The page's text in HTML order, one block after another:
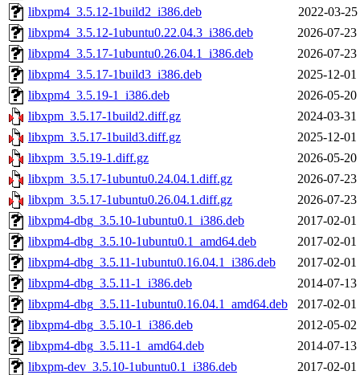
libxpm4_3.5.12-1build2_i386.deb
2022-03-25
libxpm4_3.5.12-1ubuntu0.22.04.3_i386.deb
2026-07-23
libxpm4_3.5.17-1ubuntu0.26.04.1_i386.deb
2026-07-23
libxpm4_3.5.17-1build3_i386.deb
2025-12-01
libxpm4_3.5.19-1_i386.deb
2026-05-20
libxpm_3.5.17-1build2.diff.gz
2024-03-31
libxpm_3.5.17-1build3.diff.gz
2025-12-01
libxpm_3.5.19-1.diff.gz
2026-05-20
libxpm_3.5.17-1ubuntu0.24.04.1.diff.gz
2026-07-23
libxpm_3.5.17-1ubuntu0.26.04.1.diff.gz
2026-07-23
libxpm4-dbg_3.5.10-1ubuntu0.1_i386.deb
2017-02-01
libxpm4-dbg_3.5.10-1ubuntu0.1_amd64.deb
2017-02-01
libxpm4-dbg_3.5.11-1ubuntu0.16.04.1_i386.deb
2017-02-01
libxpm4-dbg_3.5.11-1_i386.deb
2014-07-13
libxpm4-dbg_3.5.11-1ubuntu0.16.04.1_amd64.deb
2017-02-01
libxpm4-dbg_3.5.10-1_i386.deb
2012-05-02
libxpm4-dbg_3.5.11-1_amd64.deb
2014-07-13
libxpm-dev_3.5.10-1ubuntu0.1_i386.deb
2017-02-01